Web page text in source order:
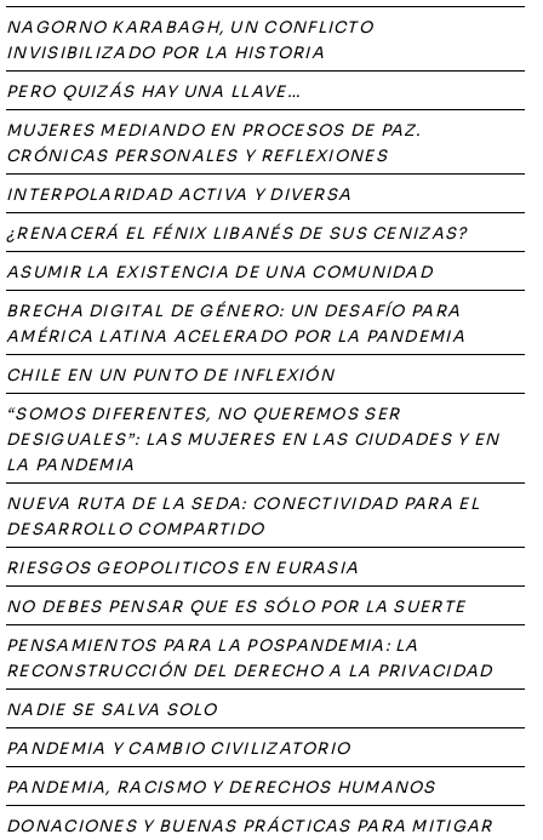
NAGORNO KARABAGH, UN CONFLICTO
INVISIBILIZADO POR LA HISTORIA
PERO QUIZÁS HAY UNA LLAVE…
MUJERES MEDIANDO EN PROCESOS DE PAZ.
CRÓNICAS PERSONALES Y REFLEXIONES
INTERPOLARIDAD ACTIVA Y DIVERSA
¿RENACERÁ EL FÉNIX LIBANÉS DE SUS CENIZAS?
ASUMIR LA EXISTENCIA DE UNA COMUNIDAD
BRECHA DIGITAL DE GÉNERO: UN DESAFÍO PARA
AMÉRICA LATINA ACELERADO POR LA PANDEMIA
CHILE EN UN PUNTO DE INFLEXIÓN
“SOMOS DIFERENTES, NO QUEREMOS SER
DESIGUALES”: LAS MUJERES EN LAS CIUDADES Y EN
LA PANDEMIA
NUEVA RUTA DE LA SEDA: CONECTIVIDAD PARA EL
DESARROLLO COMPARTIDO
RIESGOS GEOPOLITICOS EN EURASIA
NO DEBES PENSAR QUE ES SÓLO POR LA SUERTE
PENSAMIENTOS PARA LA POSPANDEMIA: LA
RECONSTRUCCIÓN DEL DERECHO A LA PRIVACIDAD
NADIE SE SALVA SOLO
PANDEMIA Y CAMBIO CIVILIZATORIO
PANDEMIA, RACISMO Y DERECHOS HUMANOS
DONACIONES Y BUENAS PRÁCTICAS PARA MITIGAR